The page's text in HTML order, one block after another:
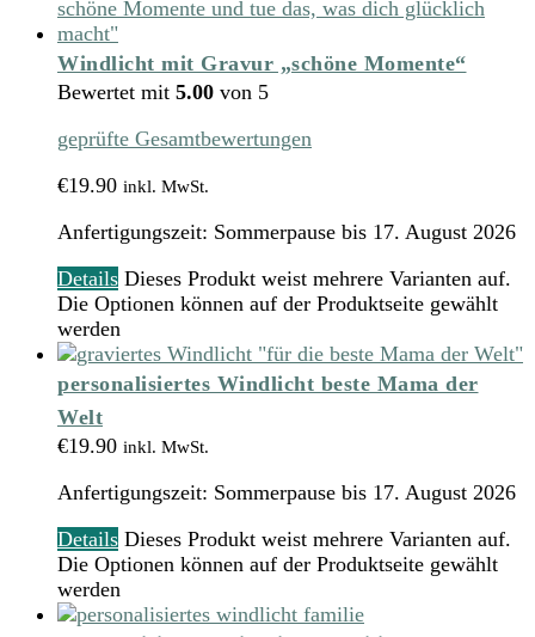
Windlicht mit Gravur „schöne Momente“
Bewertet mit 5.00 von 5
geprüfte Gesamtbewertungen
€19.90 inkl. MwSt.
Anfertigungszeit: Sommerpause bis 17. August 2026
Details Dieses Produkt weist mehrere Varianten auf.
Die Optionen können auf der Produktseite gewählt
werden
personalisiertes Windlicht beste Mama der
Welt
€19.90 inkl. MwSt.
Anfertigungszeit: Sommerpause bis 17. August 2026
Details Dieses Produkt weist mehrere Varianten auf.
Die Optionen können auf der Produktseite gewählt
werden